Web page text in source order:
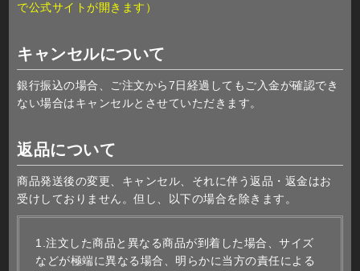
で公式サイトが開きます）
キャンセルについて
銀行振込の場合、ご注文から7日経過してもご入金が確認でき
ない場合はキャンセルとさせていただきます。
返品について
商品発送後の変更、キャンセル、それに伴う返品・返金はお
受けしておりません。但し、以下の場合を除きます。
1.注文した商品と異なる商品が到着した場合、サイズ
などが極端に異なる場合、明らかに当方の責任による